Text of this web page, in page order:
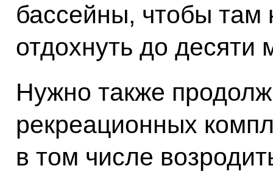
бассейны, чтобы там
отдохнуть до десяти
Нужно также
рекреационных
в том числе